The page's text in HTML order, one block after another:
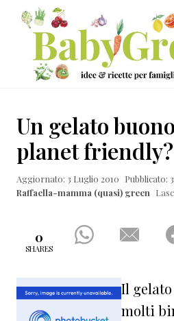
Menu
Passa
contenuto
principale
Passa
laterale
primaria
Passa
ricette
per
famiglie
Un gelato
planet friendly?
Aggiornato: 3 Luglio 2010 Pubblicato:
Raffaella-mamma (quasi) green
0
SHARES
Il
molti